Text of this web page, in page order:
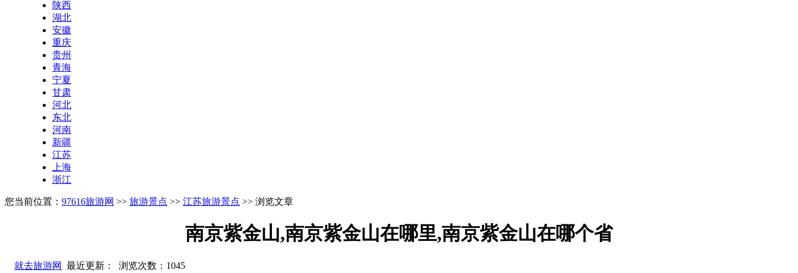
陕西
湖北
安徽
重庆
贵州
青海
宁夏
甘肃
河北
东北
河南
新疆
江苏
上海
浙江
您当前位置： 97616旅游网 >> 旅游景点 >> 江苏旅游景点 >> 浏览文章
南京紫金山,南京紫金山在哪里,南京紫金山在哪个省
就去旅游网 最近更新： 浏览次数： 1045